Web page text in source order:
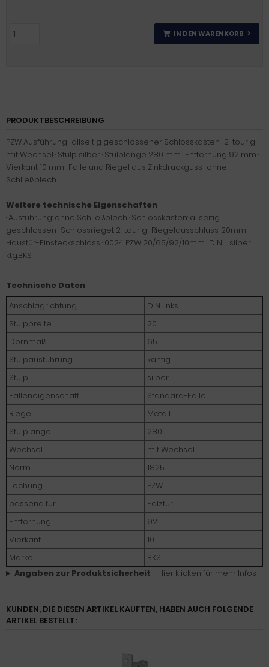
IN DEN WARENKORB
PRODUKTBESCHREIBUNG
PZW Ausführung · allseitig geschlossener Schlosskasten · 2-tourig ·
mit Wechsel · Stulp silber · Stulplänge 280 mm · Entfernung 92 mm ·
Vierkant 10 mm · Falle und Riegel aus Zinkdruckguss · ohne
Schließblech
Weitere technische Eigenschaften
· Ausführung: ohne Schließblech · Schlosskasten: allseitig
geschlossen · Schlossriegel: 2-tourig · Riegelausschluss: 20mm ·
Haustür-Einsteckschloss · 0024 PZW 20/65/92/10mm · DIN L silber
ktg.BKS ·
Technische Daten
Anschlagrichtung
DIN links
Stulpbreite
20
Dornmaß
65
Stulpausführung
käntig
Stulp
silber
Falleneigenschaft
Standard-Falle
Riegel
Metall
Stulplänge
280
Wechsel
mit Wechsel
Norm
18251
Lochung
PZW
passend für
Falztür
Entfernung
92
Vierkant
10
Marke
BKS
Angaben zur Produktsicherheit - Hier klicken für mehr Infos
KUNDEN, DIE DIESEN ARTIKEL KAUFTEN, HABEN AUCH FOLGENDE
ARTIKEL BESTELLT: